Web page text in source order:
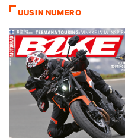
jossa irtosi voitto MXJ-
luokassa. Jos torstain
viimeistelytreeni sujuu ilman
ongelmia niin Haavisto
pääsee viikonloppuna
ensimmäistä kertaa
starttaamaan…
UUSIN NUMERO